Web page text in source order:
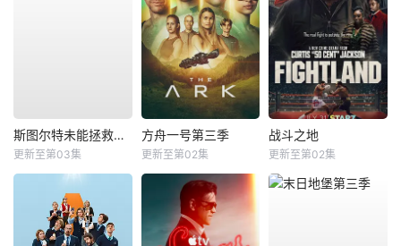
斯图尔特未能拯救宇宙
更新至第03集
方舟一号第三季
更新至第02集
战斗之地
更新至第02集